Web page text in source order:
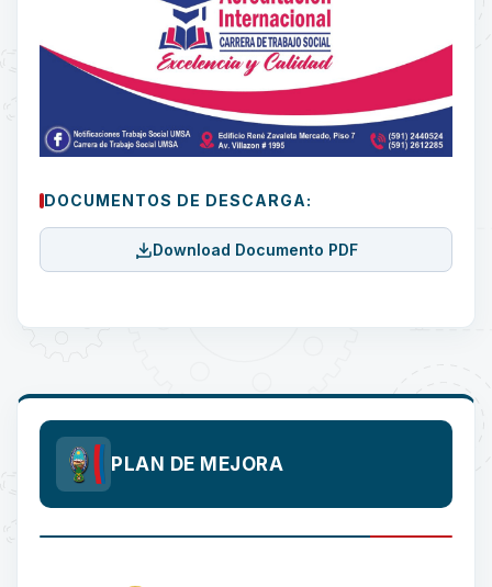
DOCUMENTOS DE DESCARGA:
Download Documento PDF
PLAN DE MEJORA